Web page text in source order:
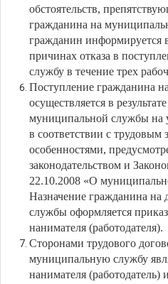
обстоятельств,
гражданина на
гражданин информируется
причинах отказа в
службу в течение трех
Поступление гражданина
осуществляется в
муниципальной службы на
в соответствии с трудовым
особенностями,
законодательством и
22.10.2008 «О
Назначение гражданина
службы оформляется
нанимателя (работодателя).
Сторонами трудового
муниципальную службу
нанимателя